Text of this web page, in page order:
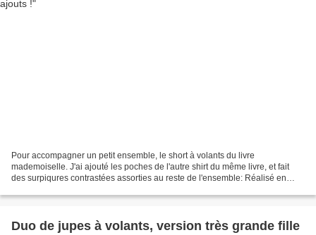
Pour accompagner un petit ensemble, le short à volants du livre
mademoiselle. J'ai ajouté les poches de l'autre shirt du même livre, et fait
des surpiqures contrastées assorties au reste de l'ensemble: Réalisé en
Duo de jupes à volants, version très grande fille